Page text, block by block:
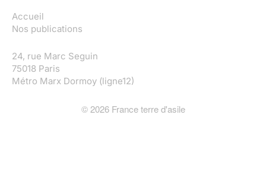
Accueil
Nos publications
24, rue Marc Seguin
75018 Paris
Métro Marx Dormoy (ligne12)
© 2026France terre d'asile